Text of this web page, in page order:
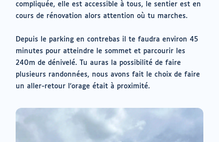
compliquée, elle est accessible à tous, le sentier est en
cours de rénovation alors attention où tu marches.
Depuis le parking en contrebas il te faudra environ 45
minutes pour atteindre le sommet et parcourir les
240m de dénivelé. Tu auras la possibilité de faire
plusieurs randonnées, nous avons fait le choix de faire
un aller-retour l’orage était à proximité.